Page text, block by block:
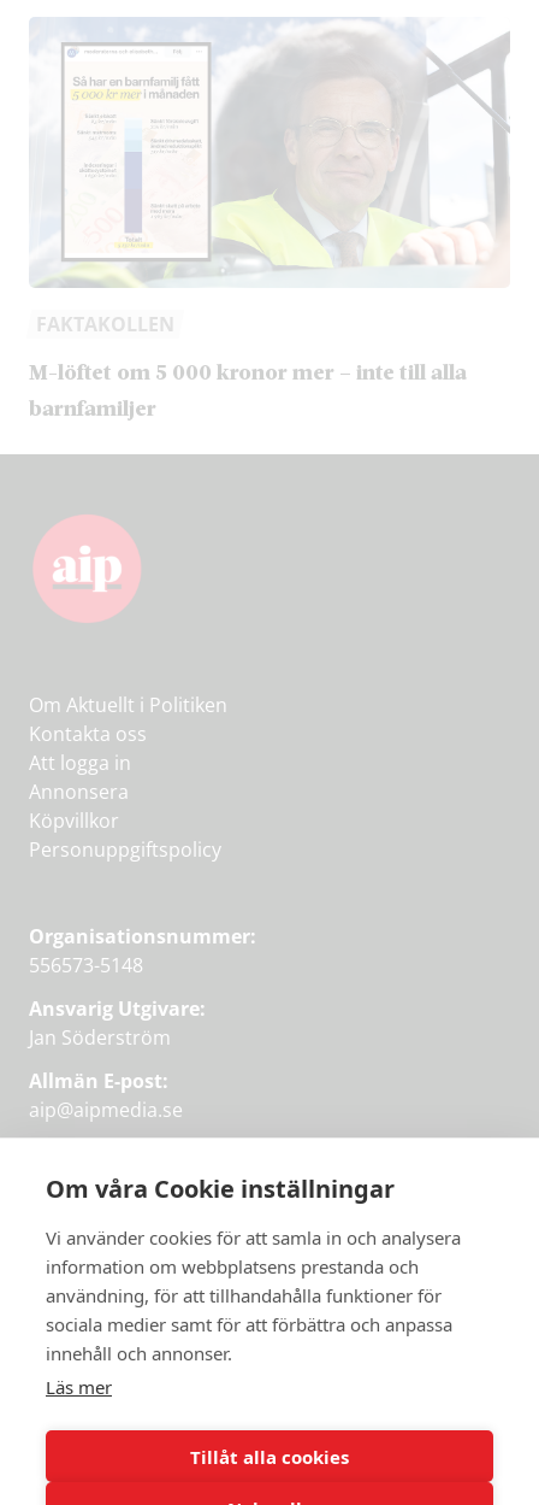
Om våra Cookie inställningar
Vi använder cookies för att samla in och analysera
information om webbplatsens prestanda och
användning, för att tillhandahålla funktioner för
sociala medier samt för att förbättra och anpassa
innehåll och annonser.
Läs mer
Tillåt alla cookies
Få veckans bästa
artiklar i mejlen
varje vecka om våra mest intressanta
FAKTAKOLLEN
M-löftet om 5 000 kronor mer – inte till alla
barnfamiljer
Om Aktuellt i Politiken
Kontakta oss
Att logga in
Annonsera
Köpvillkor
Personuppgiftspolicy
Organisationsnummer:
556573-5148
Ansvarig Utgivare:
Jan Söderström
Allmän E-post:
aip@aipmedia.se
aip@flowyinfo.seeller 08-1210 60 40.
Instagram
LinkedIn
Twitter
Facebook
Få veckans bästa
artiklar på mejlen
PRENUMERERA